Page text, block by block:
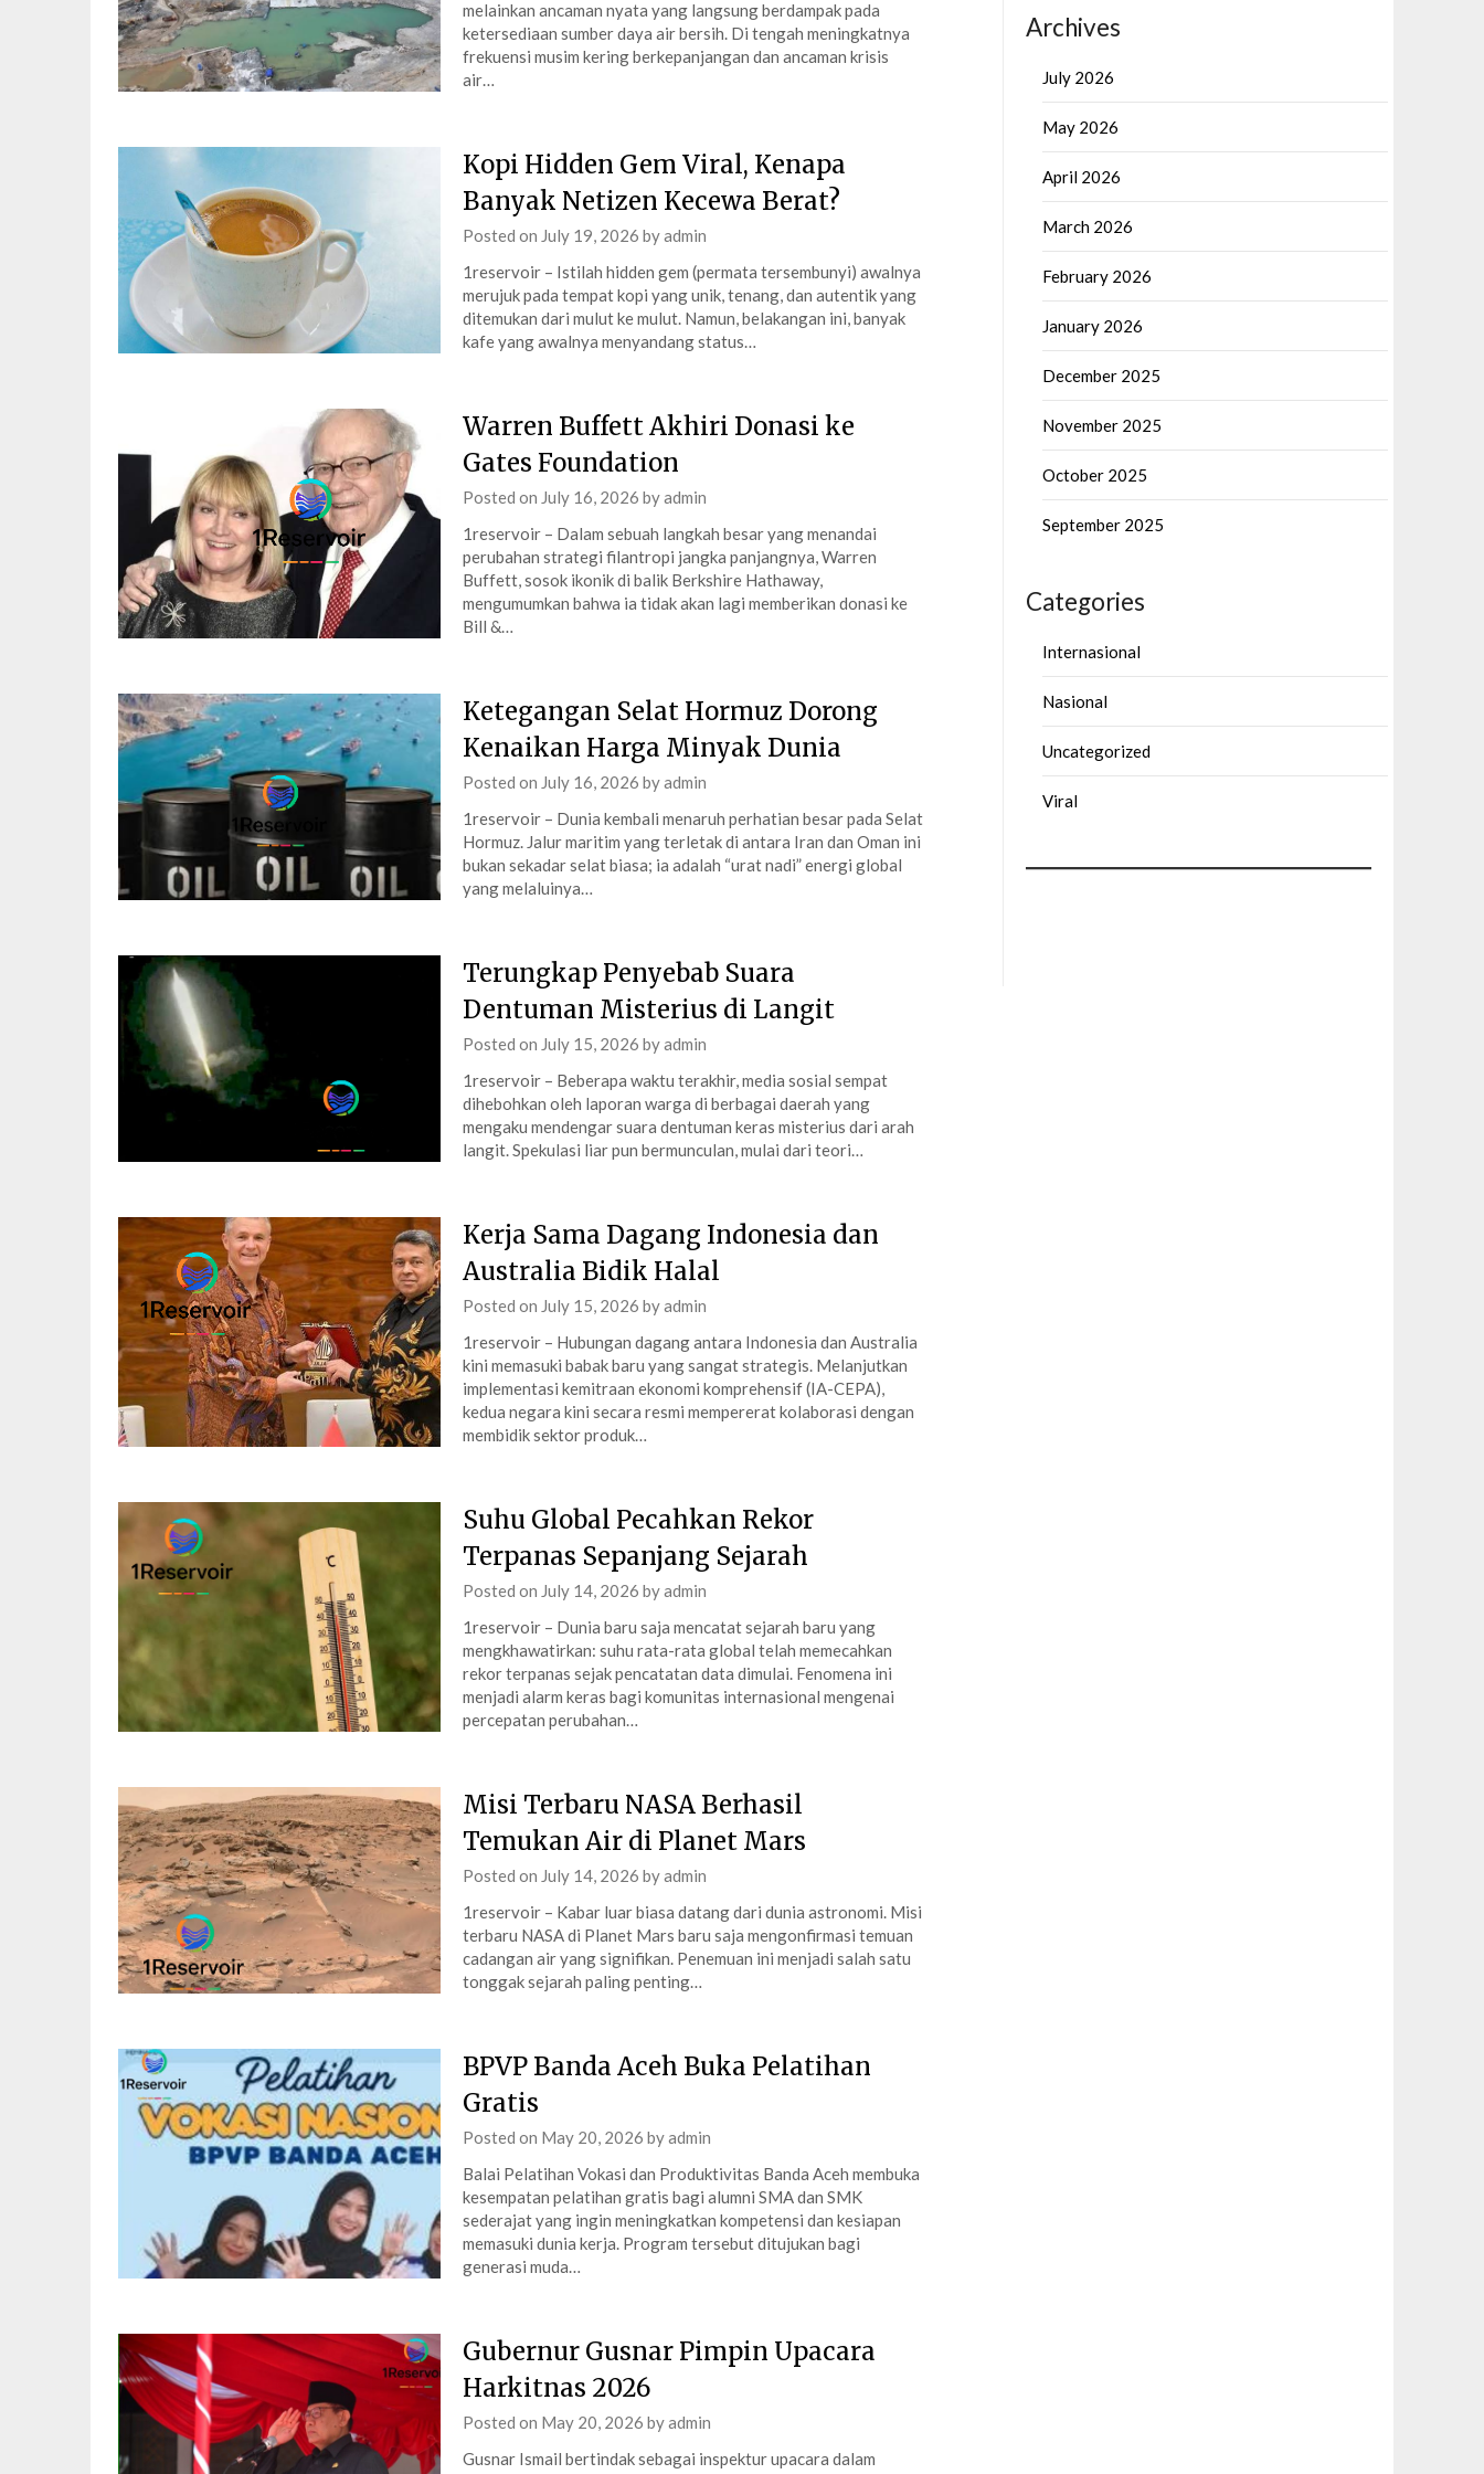
melainkan ancaman nyata yang langsung berdampak pada
ketersediaan sumber daya air bersih. Di tengah meningkatnya
frekuensi musim kering berkepanjangan dan ancaman krisis
air…
Kopi Hidden Gem Viral, Kenapa
Banyak Netizen Kecewa Berat?
Posted on July 19, 2026 byadmin
1reservoir – Istilah hidden gem (permata tersembunyi) awalnya
merujuk pada tempat kopi yang unik, tenang, dan autentik yang
ditemukan dari mulut ke mulut. Namun, belakangan ini, banyak
kafe yang awalnya menyandang status…
Warren Buffett Akhiri Donasi ke
Gates Foundation
Posted on July 16, 2026 byadmin
1reservoir – Dalam sebuah langkah besar yang menandai
perubahan strategi filantropi jangka panjangnya, Warren
Buffett, sosok ikonik di balik Berkshire Hathaway,
mengumumkan bahwa ia tidak akan lagi memberikan donasi ke
Bill &…
Ketegangan Selat Hormuz Dorong
Kenaikan Harga Minyak Dunia
Posted on July 16, 2026 byadmin
1reservoir – Dunia kembali menaruh perhatian besar pada Selat
Hormuz. Jalur maritim yang terletak di antara Iran dan Oman ini
bukan sekadar selat biasa; ia adalah “urat nadi” energi global
yang melaluinya…
Terungkap Penyebab Suara
Dentuman Misterius di Langit
Posted on July 15, 2026 byadmin
1reservoir – Beberapa waktu terakhir, media sosial sempat
dihebohkan oleh laporan warga di berbagai daerah yang
mengaku mendengar suara dentuman keras misterius dari arah
langit. Spekulasi liar pun bermunculan, mulai dari teori…
Kerja Sama Dagang Indonesia dan
Australia Bidik Halal
Posted on July 15, 2026 byadmin
1reservoir – Hubungan dagang antara Indonesia dan Australia
kini memasuki babak baru yang sangat strategis. Melanjutkan
implementasi kemitraan ekonomi komprehensif (IA-CEPA),
kedua negara kini secara resmi mempererat kolaborasi dengan
membidik sektor produk…
Suhu Global Pecahkan Rekor
Terpanas Sepanjang Sejarah
Posted on July 14, 2026 byadmin
1reservoir – Dunia baru saja mencatat sejarah baru yang
mengkhawatirkan: suhu rata-rata global telah memecahkan
rekor terpanas sejak pencatatan data dimulai. Fenomena ini
menjadi alarm keras bagi komunitas internasional mengenai
percepatan perubahan…
Misi Terbaru NASA Berhasil
Temukan Air di Planet Mars
Posted on July 14, 2026 byadmin
1reservoir – Kabar luar biasa datang dari dunia astronomi. Misi
terbaru NASA di Planet Mars baru saja mengonfirmasi temuan
cadangan air yang signifikan. Penemuan ini menjadi salah satu
tonggak sejarah paling penting…
BPVP Banda Aceh Buka Pelatihan
Gratis
Posted on May 20, 2026 byadmin
Balai Pelatihan Vokasi dan Produktivitas Banda Aceh membuka
kesempatan pelatihan gratis bagi alumni SMA dan SMK
sederajat yang ingin meningkatkan kompetensi dan kesiapan
memasuki dunia kerja. Program tersebut ditujukan bagi
generasi muda…
Gubernur Gusnar Pimpin Upacara
Harkitnas 2026
Posted on May 20, 2026 byadmin
Gusnar Ismail bertindak sebagai inspektur upacara dalam
Archives
July 2026
May 2026
April 2026
March 2026
February 2026
January 2026
December 2025
November 2025
October 2025
September 2025
Categories
Internasional
Nasional
Uncategorized
Viral